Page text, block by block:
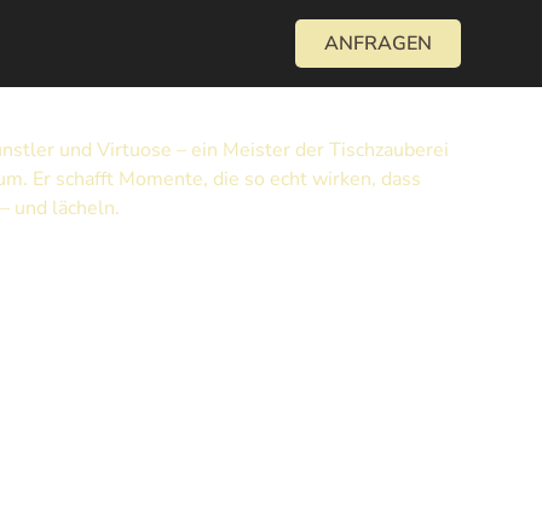
ANFRAGEN
und Virtuose – ein Meister der Tischzauberei
Er schafft Momente, die so echt wirken, dass
und lächeln.